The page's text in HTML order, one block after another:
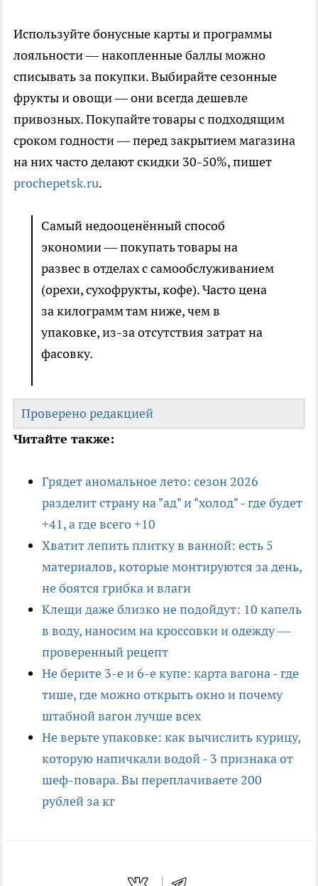
Используйте бонусные карты и программы
лояльности — накопленные баллы можно
списывать за покупки. Выбирайте сезонные
фрукты и овощи — они всегда дешевле
привозных. Покупайте товары с подходящим
сроком годности — перед закрытием магазина
на них часто делают скидки 30-50%, пишет
prochepetsk.ru.
Самый недооценённый способ
экономии — покупать товары на
развес в отделах с самообслуживанием
(орехи, сухофрукты, кофе). Часто цена
за килограмм там ниже, чем в
упаковке, из-за отсутствия затрат на
фасовку.
Проверено редакцией
Читайте также:
Грядет аномальное лето: сезон 2026
разделит страну на "ад" и "холод" - где будет
+41, а где всего +10
Хватит лепить плитку в ванной: есть 5
материалов, которые монтируются за день,
не боятся грибка и влаги
Клещи даже близко не подойдут: 10 капель
в воду, наносим на кроссовки и одежду —
проверенный рецепт
Не берите 3-е и 6-е купе: карта вагона - где
тише, где можно открыть окно и почему
штабной вагон лучше всех
Не верьте упаковке: как вычислить курицу,
которую напичкали водой - 3 признака от
шеф-повара. Вы переплачиваете 200
рублей за кг